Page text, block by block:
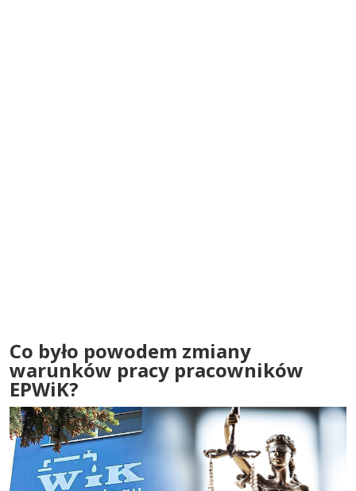
Co było powodem zmiany
warunków pracy pracowników
EPWiK?